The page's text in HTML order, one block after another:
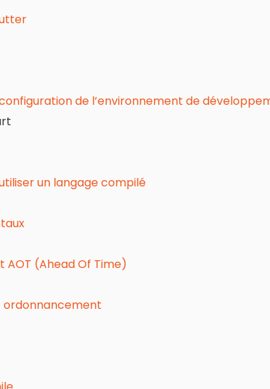
de l’environnement de
un langage compilé
AOT (Ahead Of Time)
ordonnancement